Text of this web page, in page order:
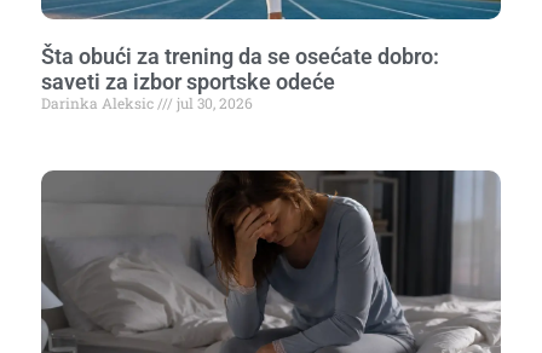
Šta obući za trening da se osećate dobro:
saveti za izbor sportske odeće
Darinka Aleksic jul 30, 2026